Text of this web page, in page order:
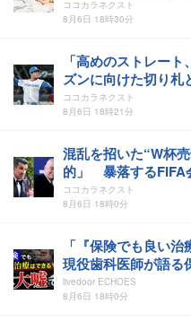
ココカラネクスト
8月6日 18時30分
「高めのストレー
ズンに向けた切り
本ハムで注目の“万
先発ローテを勝ち取
ココカラネクスト
8月6日 18時21分
混乱を招いた“W杯
的」 暴落するFIFA
フィーゴは猛烈批判
ココカラネクスト
8月6日 18時0分
「『保険でも良い
現役歯科医師が語る
livedoor ECHOES
8月6日 18時0分